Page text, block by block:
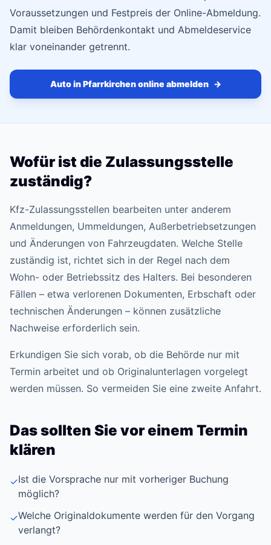
Voraussetzungen und Festpreis der Online-Abmeldung.
Damit bleiben Behördenkontakt und Abmeldeservice
klar voneinander getrennt.
Auto in Pfarrkirchen online abmelden →
Wofür ist die Zulassungsstelle
zuständig?
Kfz-Zulassungsstellen bearbeiten unter anderem
Anmeldungen, Ummeldungen, Außerbetriebsetzungen
und Änderungen von Fahrzeugdaten. Welche Stelle
zuständig ist, richtet sich in der Regel nach dem
Wohn- oder Betriebssitz des Halters. Bei besonderen
Fällen – etwa verlorenen Dokumenten, Erbschaft oder
technischen Änderungen – können zusätzliche
Nachweise erforderlich sein.
Erkundigen Sie sich vorab, ob die Behörde nur mit
Termin arbeitet und ob Originalunterlagen vorgelegt
werden müssen. So vermeiden Sie eine zweite Anfahrt.
Das sollten Sie vor einem Termin
klären
✓Ist die Vorsprache nur mit vorheriger Buchung
möglich?
✓Welche Originaldokumente werden für den Vorgang
verlangt?